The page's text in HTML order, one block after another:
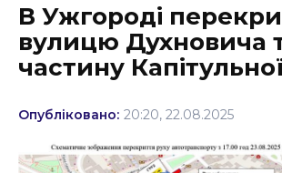
Культура
Освіта
Події
Політика
В Ужгороді
вулицю Духновича
частину Капітульної
Опубліковано: 20:20, 22.08.2025